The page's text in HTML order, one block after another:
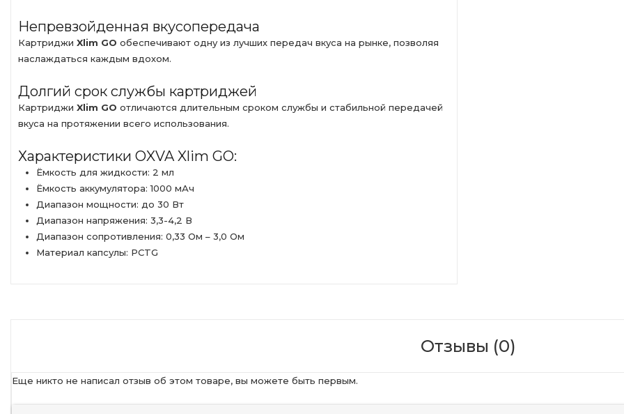
Непревзойденная вкусопередача
Картриджи Xlim GO обеспечивают одну из лучших передач вкуса на рынке, позволяя
наслаждаться каждым вдохом.
Долгий срок службы картриджей
Картриджи Xlim GO отличаются длительным сроком службы и стабильной передачей
вкуса на протяжении всего использования.
Характеристики OXVA Xlim GO:
Ёмкость для жидкости: 2 мл
Ёмкость аккумулятора: 1000 мАч
Диапазон мощности: до 30 Вт
Диапазон напряжения: 3,3-4,2 В
Диапазон сопротивления: 0,33 Ом – 3,0 Ом
Материал капсулы: PCTG
Отзывы (0)
Еще никто не написал отзыв об этом товаре, вы можете быть первым.